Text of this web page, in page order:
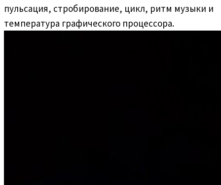
пульсация, стробирование, цикл, ритм музыки и
температура графического процессора.